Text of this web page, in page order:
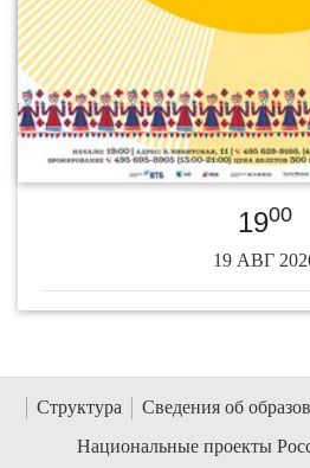
1900
19 АВГ
Структура
Сведения об
Национальные проекты